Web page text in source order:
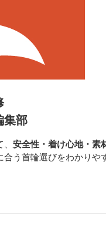
集部
安全性・着け心地・素
う首輪選びをわかりや